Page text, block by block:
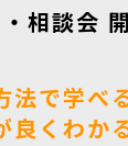
相談会
法で学べ
良くわか